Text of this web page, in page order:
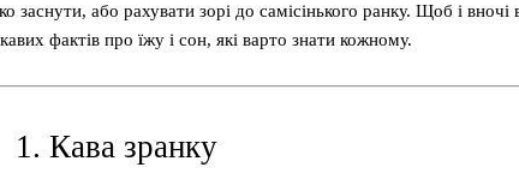
або рахувати зорі до самісінького ранку. Щоб і вночі
фактів про їжу і сон, які варто знати кожному.
1. Кава зранку